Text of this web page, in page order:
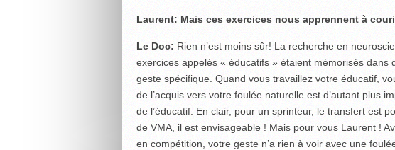
Laurent: Mais ces exercices nous apprennent à
Le Doc: Rien n’est moins sûr! La recherche en
exercices appelés « éducatifs » étaient mémorisés dans
geste spécifique. Quand vous travaillez votre éducatif,
de l’acquis vers votre foulée naturelle est d’autant plus
de l’éducatif. En clair, pour un sprinteur, le transfert est
de VMA, il est envisageable ! Mais pour vous Laurent !
en compétition, votre geste n’a rien à voir avec une